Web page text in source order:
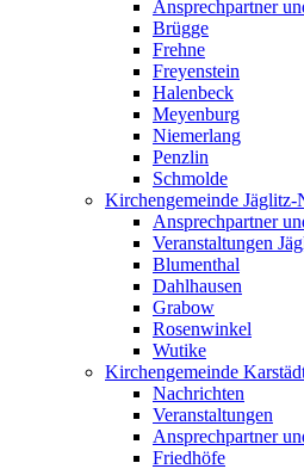
Ansprechpartner
Brügge
Frehne
Freyenstein
Halenbeck
Meyenburg
Niemerlang
Penzlin
Schmolde
Kirchengemeinde Jäglitz-
Ansprechpartner
Veranstaltungen
Blumenthal
Dahlhausen
Grabow
Rosenwinkel
Wutike
Kirchengemeinde
Nachrichten
Veranstaltungen
Ansprechpartner
Friedhöfe